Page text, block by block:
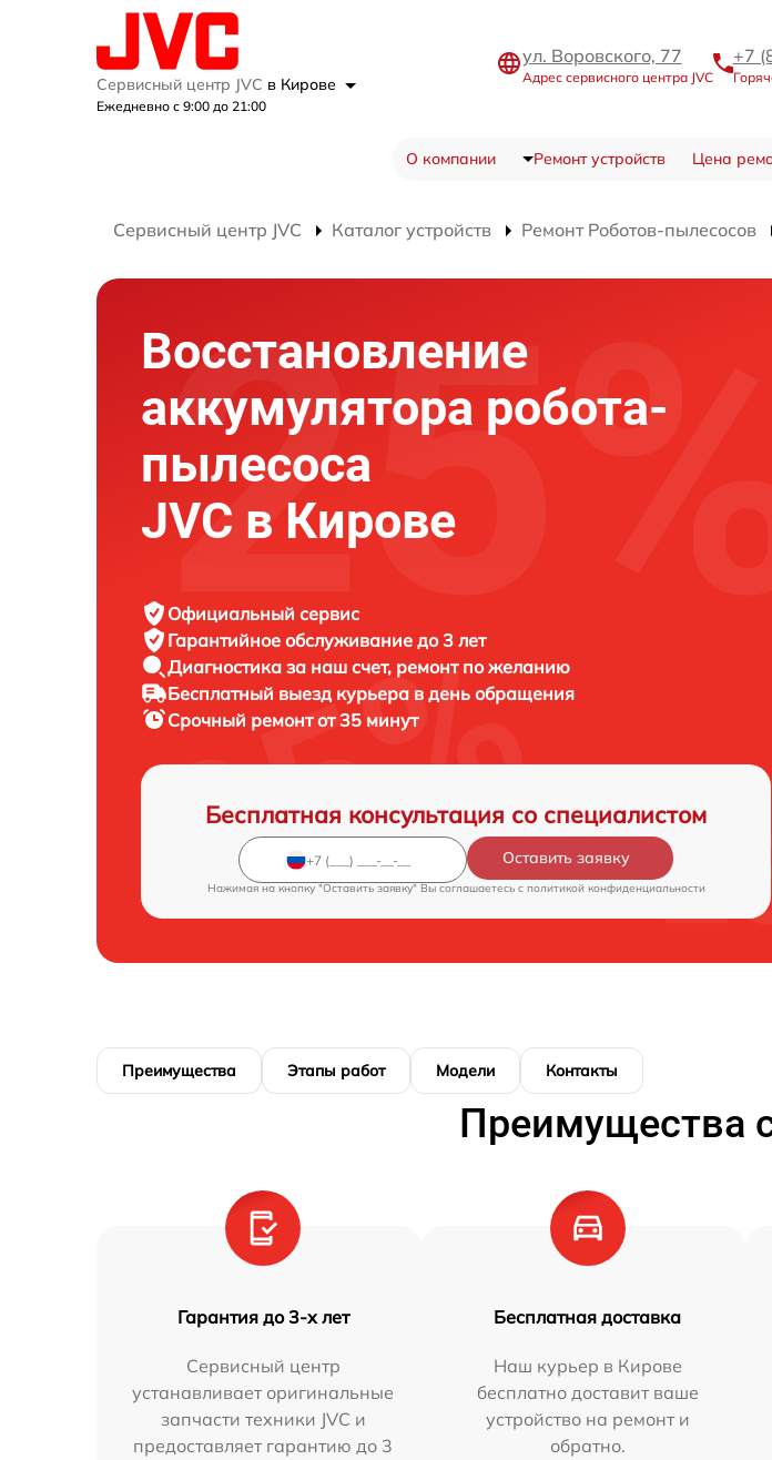
Сервисный центр JVC в Кирове
Ежедневно с 9:00 до 21:00
ул. Воровского, 77
Адрес сервисного центра JVC
+7
О компании Ремонт устройств Цена
Сервисный центр JVC Каталог устройств Ремонт Роботов-пылесосов
Восстановление
аккумулятора робота-
пылесоса
JVC в Кирове
Официальный сервис
Гарантийное обслуживание до 3 лет
Диагностика за наш счет, ремонт по желанию
Бесплатный выезд курьера в день обращения
Срочный ремонтот 35 минут
Бесплатная консультация со специалистом
Оставить заявку
Нажимая на кнопку "Оставить заявку" Вы соглашаетесь c политикой конфиденциальности
Преимущества Этапы работ Модели Контакты
Преимущества
Гарантия до 3-х лет
Сервисный центр
устанавливает оригинальные
запчасти техники JVC и
предоставляет гарантию до 3
Бесплатная доставка
Наш курьер в Кирове
бесплатно доставит ваше
устройство на ремонт и
обратно.